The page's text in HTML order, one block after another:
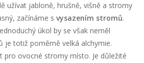
užívat jabloně, hrušně, višně a stromy
začínáme s vysazením stromů.
úkol by se však neměl
je totiž poměrně velká alchymie.
pro ovocné stromy místo. Je důležité